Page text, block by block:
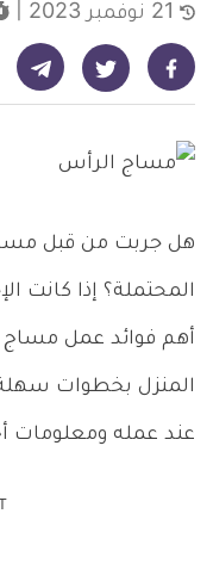
شارك على فيسبوك - ديلي ميديكال انفو شارك على تويتر - ديلي ميديكال انفو شارك على تيليجرام - ديلي ميديكال انفو
هل جربت من قبل
المحتملة؟ إذا كانت
أهم فوائد عمل
المنزل بخطوات
عند عمله ومعلومات